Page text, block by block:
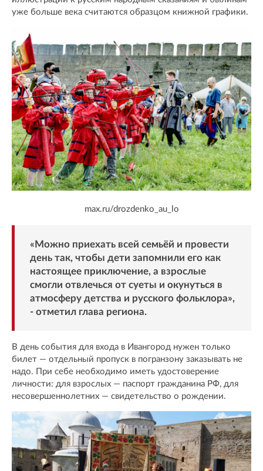
уже больше века считаются образцом книжной графики.
max.ru/drozdenko_au_lo
«Можно приехать всей семьёй и провести
день так, чтобы дети запомнили его как
настоящее приключение, а взрослые
смогли отвлечься от суеты и окунуться в
атмосферу детства и русского фольклора»,
- отметил глава региона.
В день события для входа в Ивангород нужен только
билет — отдельный пропуск в погранзону заказывать не
надо. При себе необходимо иметь удостоверение
личности: для взрослых — паспорт гражданина РФ, для
несовершеннолетних — свидетельство о рождении.